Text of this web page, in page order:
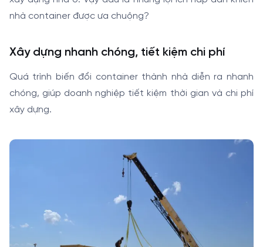
nhà container được ưa chuộng?
Xây dựng nhanh chóng, tiết kiệm chi phí
Quá trình biến đổi container thành nhà diễn ra nhanh
chóng, giúp doanh nghiệp tiết kiệm thời gian và chi phí
xây dựng.